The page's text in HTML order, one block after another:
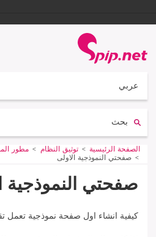
عربي
Vous êtes ici :
الصفحة الرئيسية توثيق النظام مطور
صفحتي النموذجية الاولى
صفحتي النموذجية
كيفية انشاء اول صفحة نموذجية تعمل